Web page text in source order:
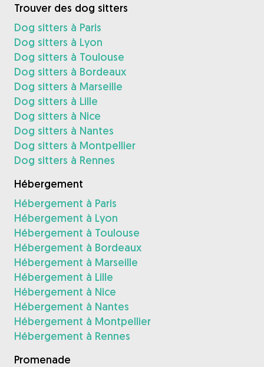
Trouver des dog sitters
Dog sitters à Paris
Dog sitters à Lyon
Dog sitters à Toulouse
Dog sitters à Bordeaux
Dog sitters à Marseille
Dog sitters à Lille
Dog sitters à Nice
Dog sitters à Nantes
Dog sitters à Montpellier
Dog sitters à Rennes
Hébergement
Hébergement à Paris
Hébergement à Lyon
Hébergement à Toulouse
Hébergement à Bordeaux
Hébergement à Marseille
Hébergement à Lille
Hébergement à Nice
Hébergement à Nantes
Hébergement à Montpellier
Hébergement à Rennes
Promenade